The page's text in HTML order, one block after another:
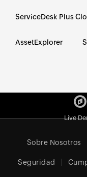
ServiceDesk Plus
AssetExplorer
Live
Sobre Nosotros
Seguridad